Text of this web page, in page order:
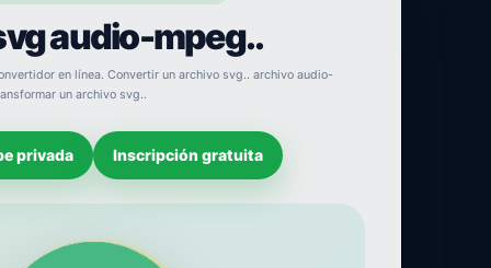
audio-mpeg..
en línea. Convertir un archivo svg.. archivo audio-
un archivo svg..
privada Inscripción gratuita